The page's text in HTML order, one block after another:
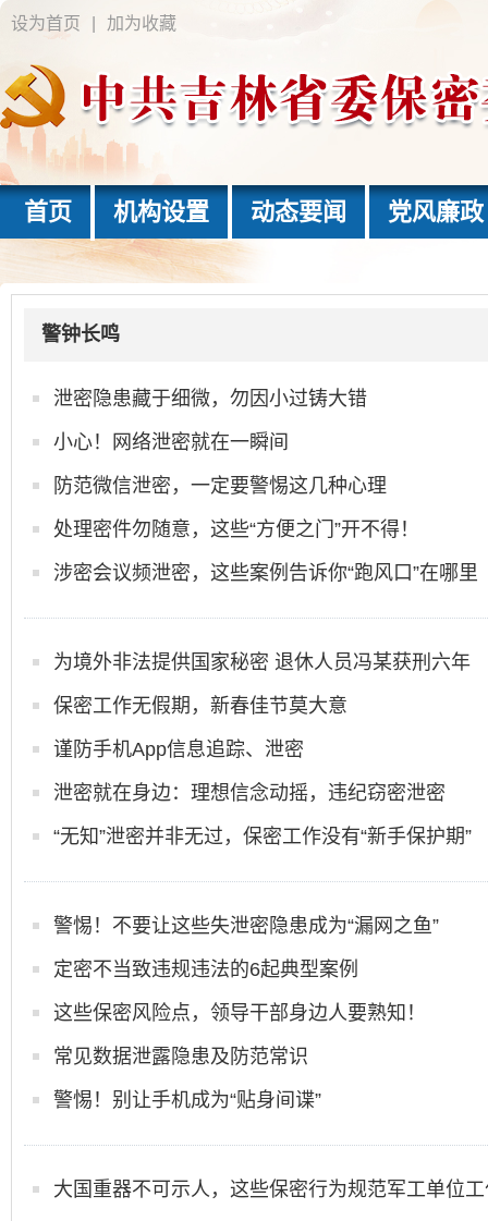
设为首页 加为收藏
首页 机构设置 动态要闻 党风廉政
警钟长鸣
泄密隐患藏于细微，勿因小过铸大错
小心！网络泄密就在一瞬间
防范微信泄密，一定要警惕这几种心理
处理密件勿随意，这些“方便之门”开不得！
涉密会议频泄密，这些案例告诉你“跑风口”在哪里
为境外非法提供国家秘密 退休人员冯某获刑六年
保密工作无假期，新春佳节莫大意
谨防手机App信息追踪、泄密
泄密就在身边：理想信念动摇，违纪窃密泄密
“无知”泄密并非无过，保密工作没有“新手保护期”
警惕！不要让这些失泄密隐患成为“漏网之鱼”
定密不当致违规违法的6起典型案例
这些保密风险点，领导干部身边人要熟知！
常见数据泄露隐患及防范常识
警惕！别让手机成为“贴身间谍”
大国重器不可示人，这些保密行为规范军工单位